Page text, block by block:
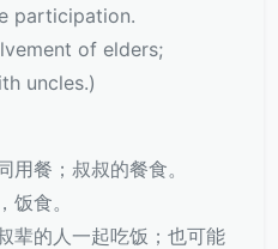
participation.
of elders;
uncles.)
用餐；叔叔的餐食。
饭食。
辈的人一起吃饭；也可能